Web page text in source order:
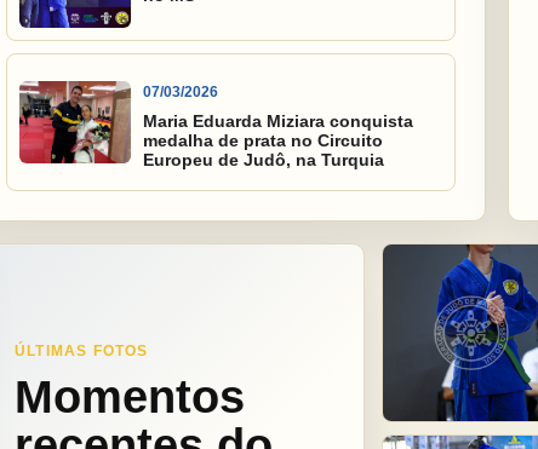
07/03/2026
Maria Eduarda Miziara conquista
medalha de prata no Circuito
Europeu de Judô, na Turquia
ÚLTIMAS FOTOS
Momentos